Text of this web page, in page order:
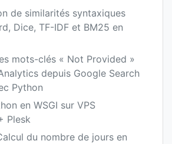
de similarités syntaxiques
Dice, TF-IDF et BM25 en
mots-clés « Not Provided »
depuis Google Search
Python
en WSGI sur VPS
Plesk
du nombre de jours en